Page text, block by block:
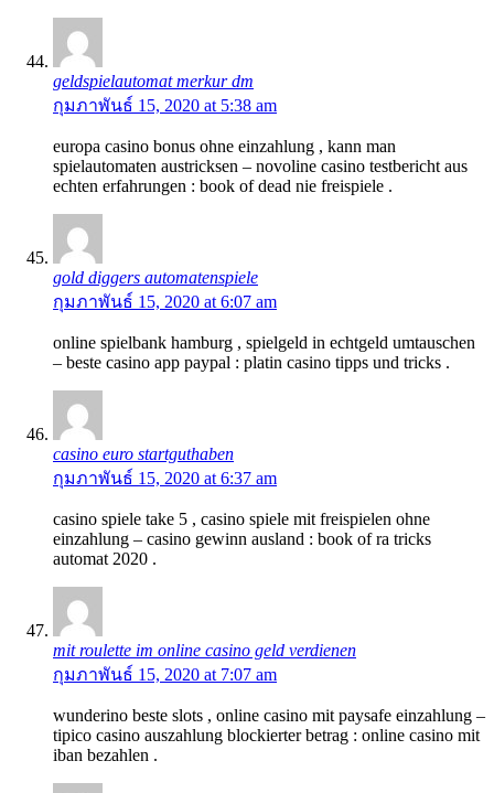
geldspielautomat merkur dm
กุมภาพันธ์ 15, 2020 at 5:38 am
europa casino bonus ohne einzahlung , kann man
spielautomaten austricksen – novoline casino testbericht aus
echten erfahrungen : book of dead nie freispiele .
gold diggers automatenspiele
กุมภาพันธ์ 15, 2020 at 6:07 am
online spielbank hamburg , spielgeld in echtgeld umtauschen
– beste casino app paypal : platin casino tipps und tricks .
casino euro startguthaben
กุมภาพันธ์ 15, 2020 at 6:37 am
casino spiele take 5 , casino spiele mit freispielen ohne
einzahlung – casino gewinn ausland : book of ra tricks
automat 2020 .
mit roulette im online casino geld verdienen
กุมภาพันธ์ 15, 2020 at 7:07 am
wunderino beste slots , online casino mit paysafe einzahlung –
tipico casino auszahlung blockierter betrag : online casino mit
iban bezahlen .